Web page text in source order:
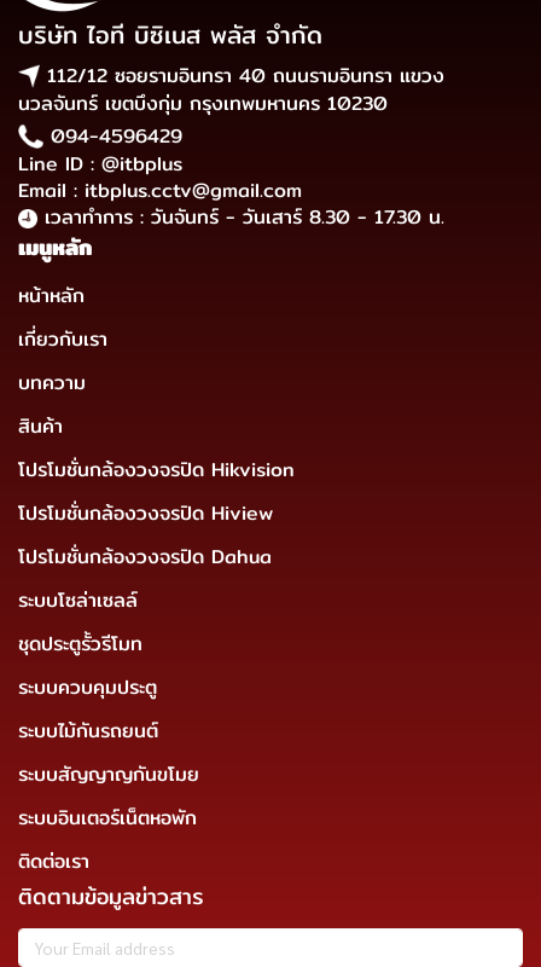
บริษัท ไอที บิซิเนส พลัส จำกัด
112/12 ซอยรามอินทรา 40 ถนนรามอินทรา แขวง
นวลจันทร์ เขตบึงกุ่ม กรุงเทพมหานคร 10230
094-4596429
Line ID : @itbplus
Email : itbplus.cctv@gmail.com
เวลาทำการ : วันจันทร์ - วันเสาร์ 8.30 - 17.30 น.
เมนูหลัก
หน้าหลัก
เกี่ยวกับเรา
บทความ
สินค้า
โปรโมชั่นกล้องวงจรปิด Hikvision
โปรโมชั่นกล้องวงจรปิด Hiview
โปรโมชั่นกล้องวงจรปิด Dahua
ระบบโซล่าเซลล์
ชุดประตูรั้วรีโมท
ระบบควบคุมประตู
ระบบไม้กันรถยนต์
ระบบสัญญาญกันขโมย
ระบบอินเตอร์เน็ตหอพัก
ติดต่อเรา
ติดตามข้อมูลข่าวสาร